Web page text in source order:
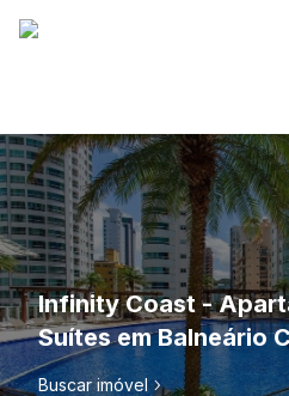
Infinity Coast -
Suítes em Balneário
Buscar imóvel